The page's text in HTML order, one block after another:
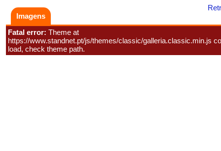
Imagens
Fatal error: Theme at
https://www.standnet.pt/js/themes/classic/galleria.classic.min.js
load, check theme path.